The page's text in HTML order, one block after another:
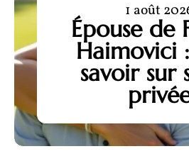
Épouse de
Haimovici
savoir sur
1 août